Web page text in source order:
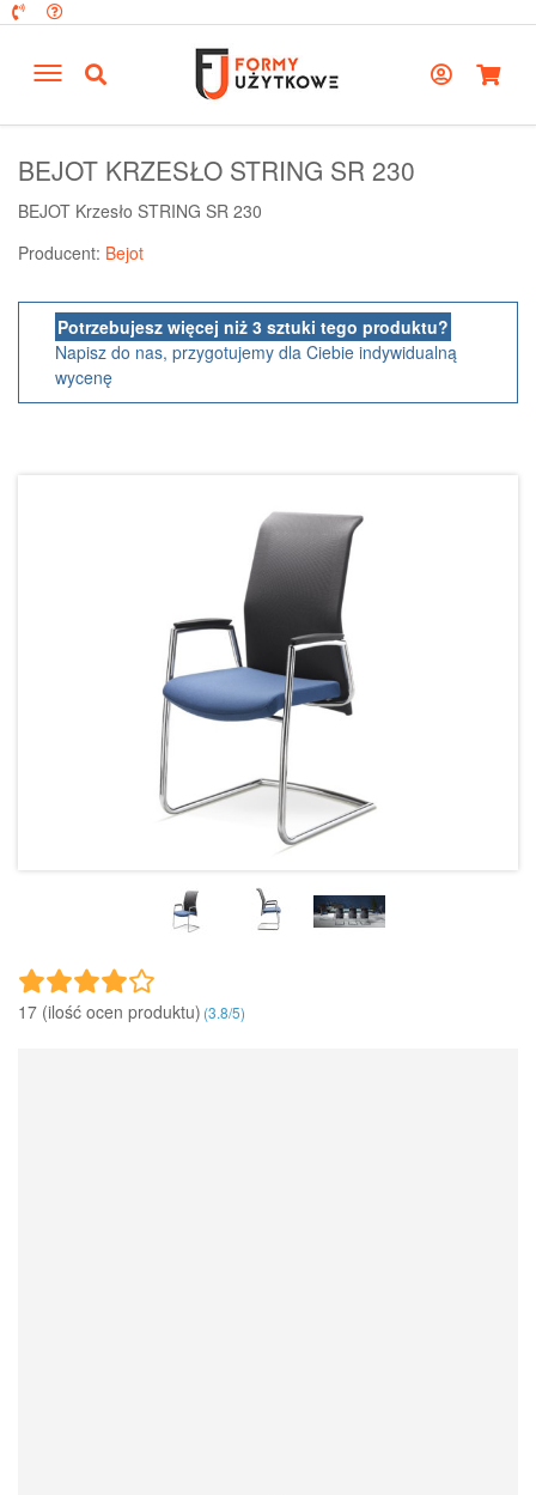
BEJOT KRZESŁO STRING SR 230
BEJOT Krzesło STRING SR 230
Producent: Bejot
Potrzebujesz więcej niż 3 sztuki tego produktu?
Napisz do nas, przygotujemy dla Ciebie indywidualną
wycenę
17 (ilość ocen produktu)‎(3.8/5)